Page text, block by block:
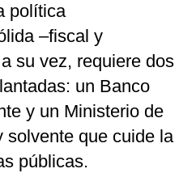
política
–fiscal y
su vez, requiere dos
un Banco
y un Ministerio de
solvente que cuide la
públicas.